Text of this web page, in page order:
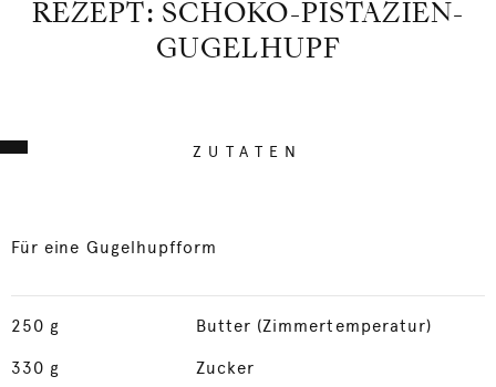
REZEPT: SCHOKO-PISTAZIEN-
GUGELHUPF
ZUTATEN
Für eine Gugelhupfform
250 g Butter (Zimmertemperatur)
330 g Zucker